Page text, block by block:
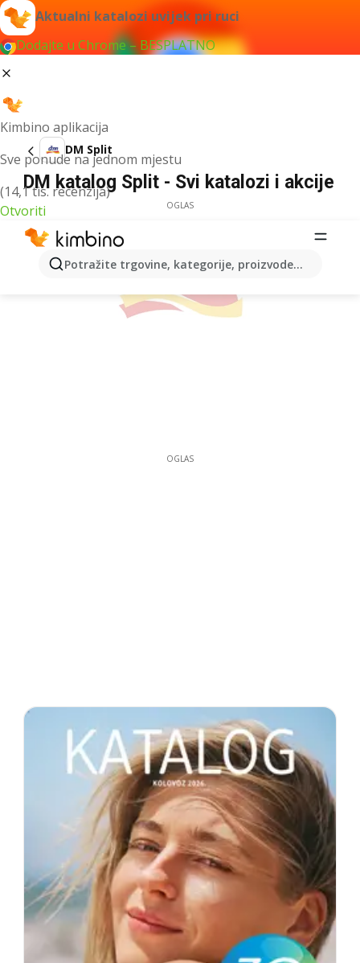
Aktualni katalozi uvijek pri ruci
Dodajte u Chrome – BESPLATNO
Kimbino aplikacija
Sve ponude na jednom mjestu
(14,1 tis. recenzija)
Otvoriti
Potražite trgovine, kategorije, proizvode...
DM Split
DM katalog Split - Svi katalozi i akcije
OGLAS
OGLAS